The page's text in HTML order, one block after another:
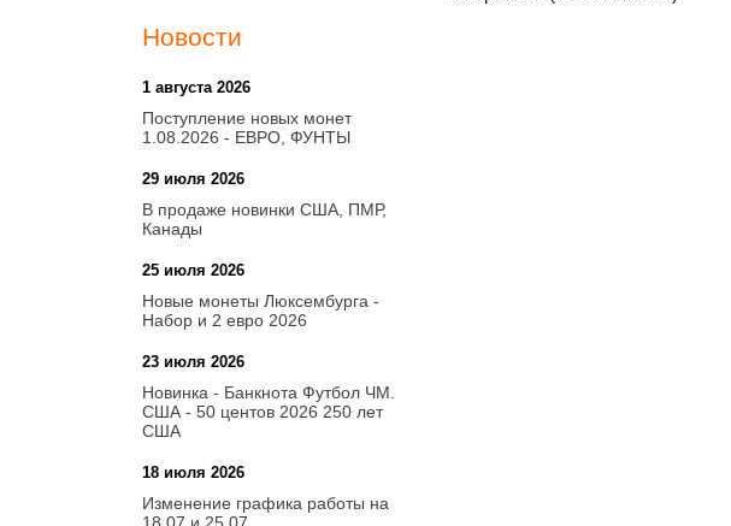
Новости
1 августа 2026
Поступление новых монет
1.08.2026 - ЕВРО, ФУНТЫ
29 июля 2026
В продаже новинки США, ПМР,
Канады
25 июля 2026
Новые монеты Люксембурга -
Набор и 2 евро 2026
23 июля 2026
Новинка - Банкнота Футбол ЧМ.
США - 50 центов 2026 250 лет
США
18 июля 2026
Изменение графика работы на